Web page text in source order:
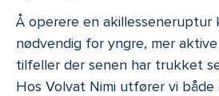
Å operere en
nødvendig for yngre, mer
tilfeller der senen har trukket
Hos Volvat Nimi utfører vi